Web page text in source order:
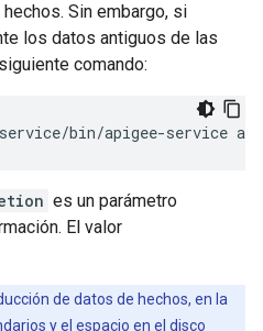
Sin embargo, si
los datos antiguos de las
comando:
bin/apigee-service
es un parámetro
El valor
de datos de hechos, en la
y el espacio en el disco